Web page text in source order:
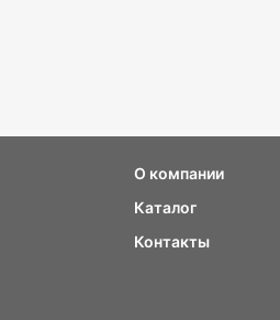
О компании
Каталог
Контакты